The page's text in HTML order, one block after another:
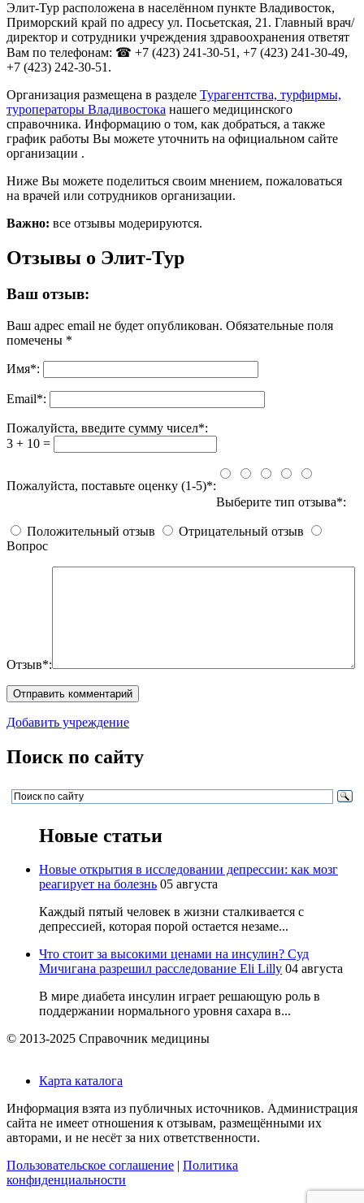
Элит-Тур расположена в населённом пункте Владивосток,
Приморский край по адресу ул. Посьетская, 21. Главный врач/
директор и сотрудники учреждения здравоохранения ответят
Вам по телефонам: ☎ +7 (423) 241-30-51, +7 (423) 241-30-49,
+7 (423) 242-30-51.
Организация размещена в разделе Турагентства, турфирмы,
туроператоры Владивостока нашего медицинского
справочника. Информацию о том, как добраться, а также
график работы Вы можете уточнить на официальном сайте
организации .
Ниже Вы можете поделиться своим мнением, пожаловаться
на врачей или сотрудников организации.
Важно: все отзывы модерируются.
Отзывы о Элит-Тур
Ваш отзыв:
Ваш адрес email не будет опубликован. Обязательные поля
помечены *
Имя*:
Email*:
Пожалуйста, введите сумму чисел*:
3 + 10 =
Пожалуйста, поставьте оценку (1-5)*:
Выберите тип отзыва*:
Положительный отзыв
Отрицательный отзыв
Вопрос
Отзыв*:
Добавить учреждение
Поиск по сайту
Новые статьи
Новые открытия в исследовании депрессии: как мозг
реагирует на болезнь 05 августа
Каждый пятый человек в жизни сталкивается с
депрессией, которая порой остается незаме...
Что стоит за высокими ценами на инсулин? Суд
Мичигана разрешил расследование Eli Lilly 04 августа
В мире диабета инсулин играет решающую роль в
поддержании нормального уровня сахара в...
© 2013-2025 Справочник медицины
Карта каталога
Информация взята из публичных источников. Администрация
сайта не имеет отношения к отзывам, размещёнными их
авторами, и не несёт за них ответственности.
Пользовательское соглашение
Политика
конфиденциальности